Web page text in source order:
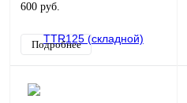
600 руб.
Подробнее